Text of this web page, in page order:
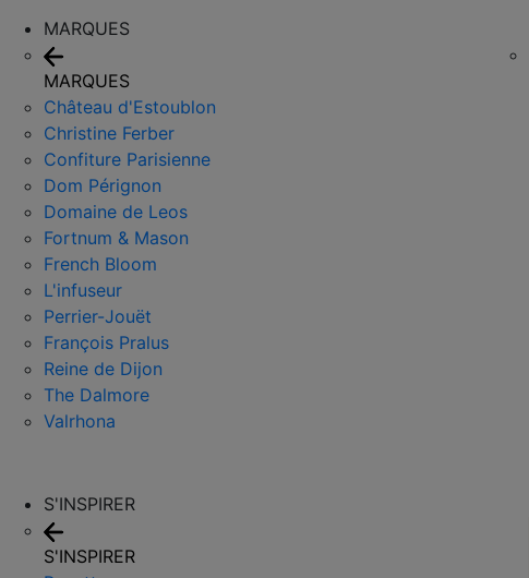
MARQUES
MARQUES
Château d'Estoublon
Christine Ferber
Confiture Parisienne
Dom Pérignon
Domaine de Leos
Fortnum & Mason
French Bloom
L'infuseur
Perrier-Jouët
François Pralus
Reine de Dijon
The Dalmore
Valrhona
S'INSPIRER
S'INSPIRER